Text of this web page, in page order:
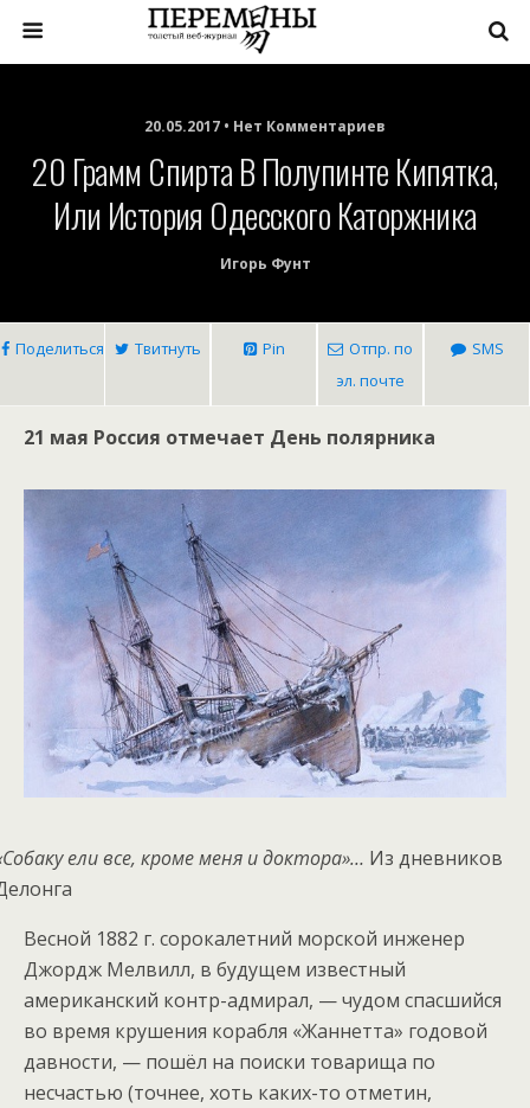
20.05.2017 • Нет Комментариев
20 Грамм Спирта В Полупинте Кипятка,
Или История Одесского Каторжника
Игорь Фунт
Поделиться Твитнуть Pin
Отпр. по
эл. почте
SMS
21 мая Россия отмечает День полярника
ели все, кроме меня и доктора»… Из дневников
Весной 1882 г. сорокалетний морской инженер
Джордж Мелвилл, в будущем известный
американский контр-адмирал, — чудом спасшийся
во время крушения корабля «Жаннетта» годовой
давности, — пошёл на поиски товарища по
несчастью (точнее, хоть каких-то отметин,